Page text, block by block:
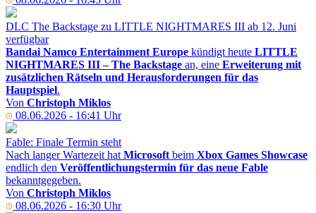
DLC The Backstage zu LITTLE NIGHTMARES III ab 12. Juni
verfügbar
Bandai Namco Entertainment Europe kündigt heute LITTLE
NIGHTMARES III – The Backstage an, eine Erweiterung mit
zusätzlichen Rätseln und Herausforderungen für das
Hauptspiel.
Von Christoph Miklos
08.06.2026 - 16:41 Uhr
Fable: Finale Termin steht
Nach langer Wartezeit hat Microsoft beim Xbox Games Showcase
endlich den Veröffentlichungstermin für das neue Fable
bekanntgegeben.
Von Christoph Miklos
08.06.2026 - 16:30 Uhr